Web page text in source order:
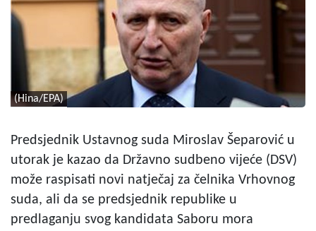
(Hina/EPA)
Predsjednik Ustavnog suda Miroslav Šeparović u
utorak je kazao da Državno sudbeno vijeće (DSV)
može raspisati novi natječaj za čelnika Vrhovnog
suda, ali da se predsjednik republike u
predlaganju svog kandidata Saboru mora